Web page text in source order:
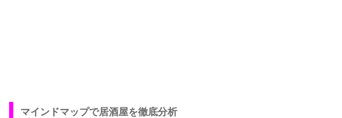
マインドマップで居酒屋を徹底分析